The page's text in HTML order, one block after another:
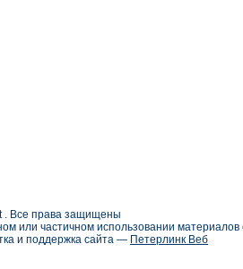
. Все права защищены
или частичном использовании
и поддержка сайта — Петерлинк Веб